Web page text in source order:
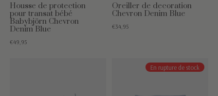
Housse de protection
pour transat bébé
Babybjörn Chevron
Denim Blue
€49,95
Oreiller de decoration
Chevron Denim Blue
€34,95
En rupture de stock